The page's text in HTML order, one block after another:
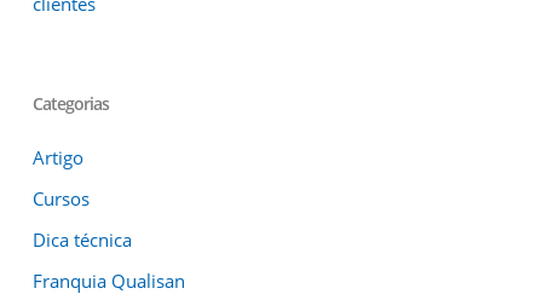
Categorias
Artigo
Cursos
Dica técnica
Franquia Qualisan